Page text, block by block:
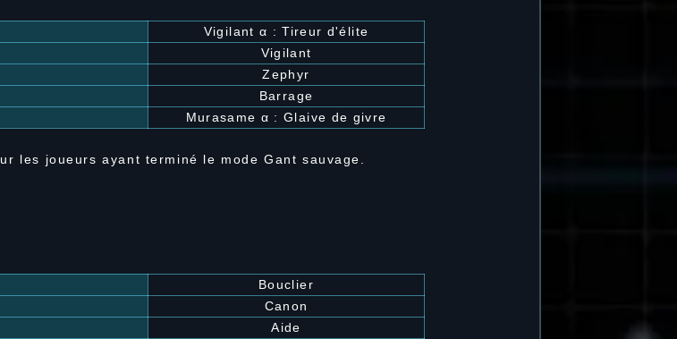
Vigilant α : Tireur d'élite
Vigilant
Zephyr
Barrage
Murasame α : Glaive de givre
les joueurs ayant terminé le mode Gant sauvage.
Bouclier
Canon
Aide